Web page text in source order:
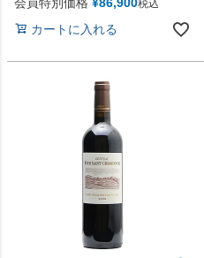
税込
カートに入れる